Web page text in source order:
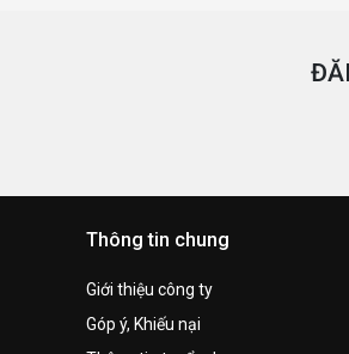
Thông tin chung
Giới thiệu công ty
Góp ý, Khiếu nại